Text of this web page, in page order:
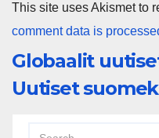
This site uses Akismet to
comment data is
Globaalit
Uutiset